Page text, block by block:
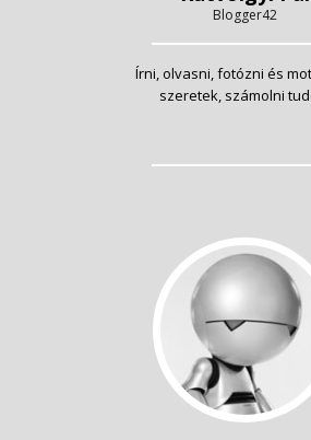
Blogger42
Írni, olvasni, fotózni és
szeretek, számolni